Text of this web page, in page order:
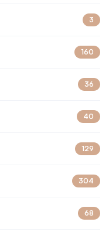
3
160
36
40
129
304
68